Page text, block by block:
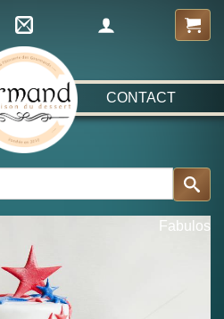
CONTACT
Fabulos